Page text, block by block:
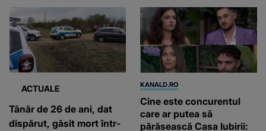
ACTUALE
Tânăr de 26 de ani, dat
dispărut, găsit mort într-
KANALD.RO
Cine este concurentul
care ar putea să
părăsească Casa Iubirii: